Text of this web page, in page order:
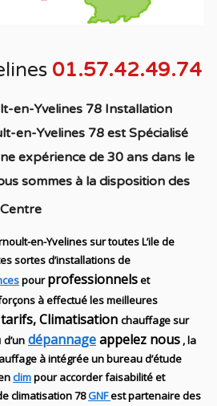
01.57.42.49.74
en-Yvelines 78 Installation
en-Yvelines 78 est Spécialisé
expérience de 30 ans dans le
sommes à la disposition des
en-Yvelines sur toutes L’ile de
sortes d’installationsde
pourprofessionnelset
à effectué les meilleures
tarifs, Climatisation chauffage sur
d’un dépannageappelez nous , la
à intégrée un bureau d’étude
climpour accorder faisabilité et
climatisation 78GNFest partenaire des